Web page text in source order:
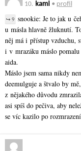
10. kami • profil
↪ 9 snookie: Je to jak u
u másla hlavně žluknutí.
něj má i přístup vzduchu,
i v mrazáku máslo
aida.
Máslo jsem sama nikdy
deemulguje a štvalo by
z nějakého důvodu
asi spíš do pečiva, aby
se víc kazilo po